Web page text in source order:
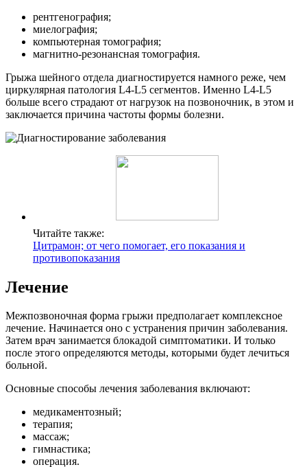
рентгенография;
миелография;
компьютерная томография;
магнитно-резонансная томография.
Грыжа шейного отдела диагностируется намного реже, чем
циркулярная патология L4-L5 сегментов. Именно L4-L5
больше всего страдают от нагрузок на позвоночник, в этом и
заключается причина частоты формы болезни.
Читайте также:
Цитрамон; от чего помогает, его показания и
противопоказания
Лечение
Межпозвоночная форма грыжи предполагает комплексное
лечение. Начинается оно с устранения причин заболевания.
Затем врач занимается блокадой симптоматики. И только
после этого определяются методы, которыми будет лечиться
больной.
Основные способы лечения заболевания включают:
медикаментозный;
терапия;
массаж;
гимнастика;
операция.